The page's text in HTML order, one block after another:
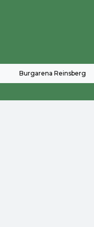
Burgarena Reinsberg